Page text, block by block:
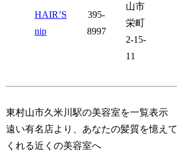
HAIR’S
nip
395-
8997
山市
栄町
2-15-
11
東村山市久米川駅の美容室を一覧表示
遠い有名店より、あなたの髪質を憶えて
くれる近くの美容室へ